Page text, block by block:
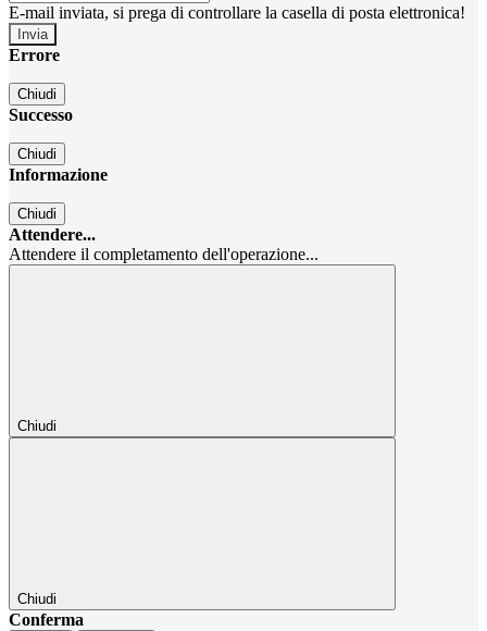
E-mail inviata, si prega di controllare la casella di posta elettronica!
Errore
Chiudi
Successo
Chiudi
Informazione
Chiudi
Attendere...
Attendere il completamento dell'operazione...
Chiudi
Chiudi
Conferma